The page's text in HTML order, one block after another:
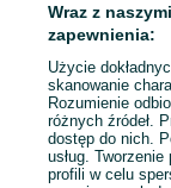
Mapa ministron
Popularne
Wraz z
zapewnienia:
Użycie
skanowanie
Rozumienie
różnych źródeł.
dostęp do nich.
usług.
profili w celu